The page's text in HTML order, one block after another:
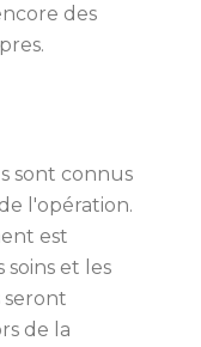
des
sont connus
l'opération.
est
et les
seront
de la